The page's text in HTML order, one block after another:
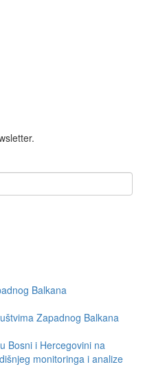
Balkana
Zapadnog Balkana
Bosni i Hercegovini na
monitoringa i analize